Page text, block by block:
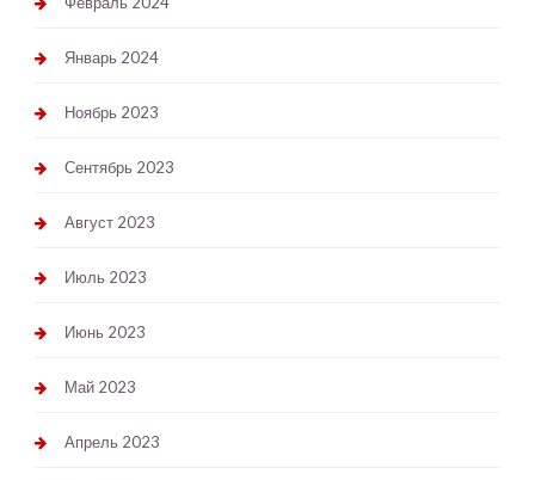
Январь 2024
Ноябрь 2023
Сентябрь 2023
Август 2023
Июль 2023
Июнь 2023
Май 2023
Апрель 2023